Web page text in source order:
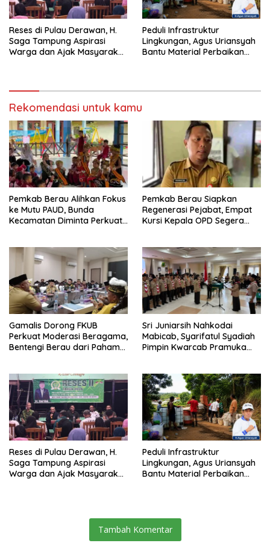
Reses di Pulau Derawan, H.
Saga Tampung Aspirasi
Warga dan Ajak Masyarakat
Peduli Infrastruktur
Lingkungan, Agus Uriansyah
Bantu Material Perbaikan
Rekomendasi untuk kamu
Pemkab Berau Alihkan Fokus
ke Mutu PAUD, Bunda
Kecamatan Diminta Perkuat
Pemkab Berau Siapkan
Regenerasi Pejabat, Empat
Kursi Kepala OPD Segera
Gamalis Dorong FKUB
Perkuat Moderasi Beragama,
Bentengi Berau dari Paham
Sri Juniarsih Nahkodai
Mabicab, Syarifatul Syadiah
Pimpin Kwarcab Pramuka
Reses di Pulau Derawan, H.
Saga Tampung Aspirasi
Warga dan Ajak Masyarakat
Peduli Infrastruktur
Lingkungan, Agus Uriansyah
Bantu Material Perbaikan
Tambah Komentar